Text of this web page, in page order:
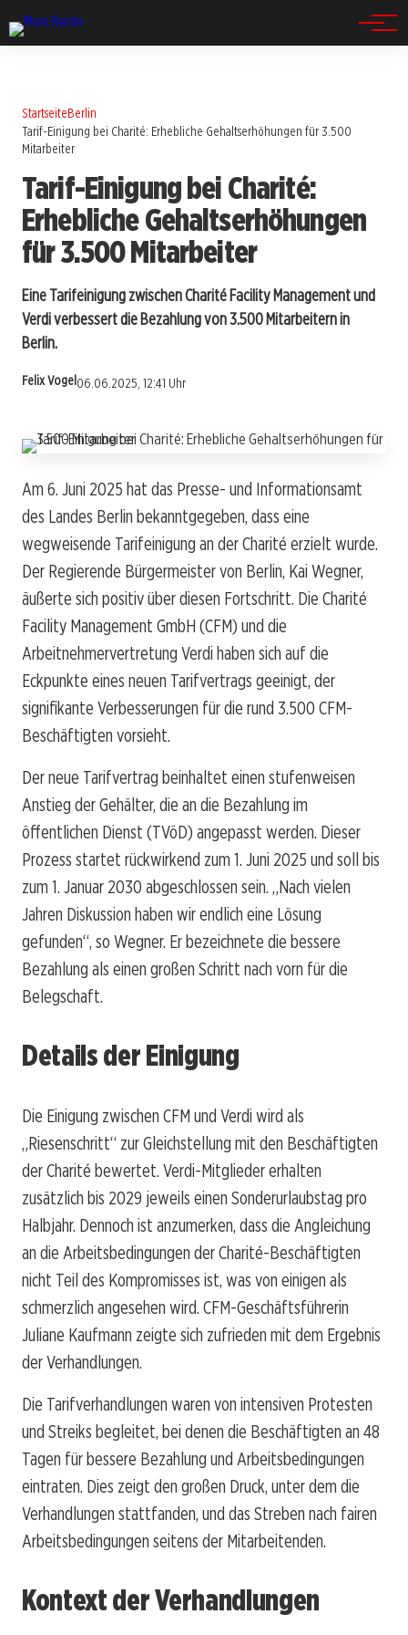
StartseiteBerlin
Tarif-Einigung bei Charité: Erhebliche Gehaltserhöhungen für 3.500
Mitarbeiter
Tarif-Einigung bei Charité:
Erhebliche Gehaltserhöhungen
für 3.500 Mitarbeiter
Eine Tarifeinigung zwischen Charité Facility Management und
Verdi verbessert die Bezahlung von 3.500 Mitarbeitern in
Berlin.
Felix Vogel 06.06.2025, 12:41 Uhr
Am 6. Juni 2025 hat das Presse- und Informationsamt
des Landes Berlin bekanntgegeben, dass eine
wegweisende Tarifeinigung an der Charité erzielt wurde.
Der Regierende Bürgermeister von Berlin, Kai Wegner,
äußerte sich positiv über diesen Fortschritt. Die Charité
Facility Management GmbH (CFM) und die
Arbeitnehmervertretung Verdi haben sich auf die
Eckpunkte eines neuen Tarifvertrags geeinigt, der
signifikante Verbesserungen für die rund 3.500 CFM-
Beschäftigten vorsieht.
Der neue Tarifvertrag beinhaltet einen stufenweisen
Anstieg der Gehälter, die an die Bezahlung im
öffentlichen Dienst (TVöD) angepasst werden. Dieser
Prozess startet rückwirkend zum 1. Juni 2025 und soll bis
zum 1. Januar 2030 abgeschlossen sein. „Nach vielen
Jahren Diskussion haben wir endlich eine Lösung
gefunden“, so Wegner. Er bezeichnete die bessere
Bezahlung als einen großen Schritt nach vorn für die
Belegschaft.
Details der Einigung
Die Einigung zwischen CFM und Verdi wird als
„Riesenschritt“ zur Gleichstellung mit den Beschäftigten
der Charité bewertet. Verdi-Mitglieder erhalten
zusätzlich bis 2029 jeweils einen Sonderurlaubstag pro
Halbjahr. Dennoch ist anzumerken, dass die Angleichung
an die Arbeitsbedingungen der Charité-Beschäftigten
nicht Teil des Kompromisses ist, was von einigen als
schmerzlich angesehen wird. CFM-Geschäftsführerin
Juliane Kaufmann zeigte sich zufrieden mit dem Ergebnis
der Verhandlungen.
Die Tarifverhandlungen waren von intensiven Protesten
und Streiks begleitet, bei denen die Beschäftigten an 48
Tagen für bessere Bezahlung und Arbeitsbedingungen
eintraten. Dies zeigt den großen Druck, unter dem die
Verhandlungen stattfanden, und das Streben nach fairen
Arbeitsbedingungen seitens der Mitarbeitenden.
Kontext der Verhandlungen